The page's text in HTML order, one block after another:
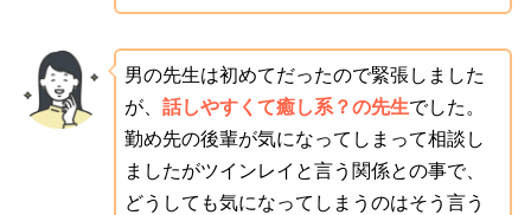
男の先生は初めてだったので緊張しました
が、 話しやすくて癒し系？の先生でした。
勤め先の後輩が気になってしまって相談し
ましたがツインレイと言う関係との事で、
どうしても気になってしまうのはそう言う